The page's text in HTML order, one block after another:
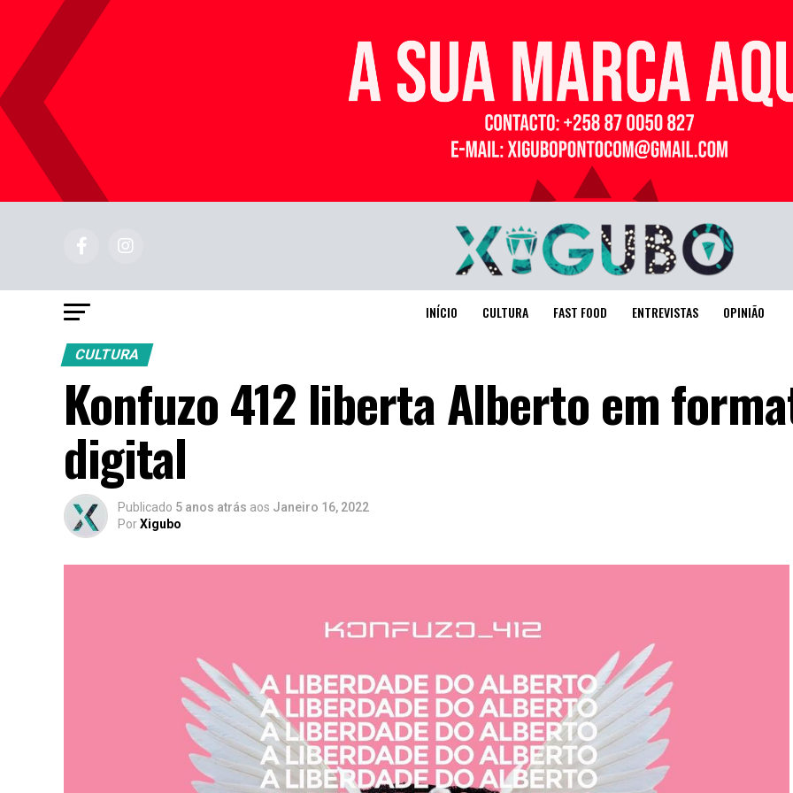
Publicidade
INÍCIO CULTURA FAST FOOD ENTREVISTAS OPINIÃO
CULTURA
Konfuzo 412 liberta Alberto em
digital
Publicado 5 anos atrás aos Janeiro 16, 2022
PorXigubo